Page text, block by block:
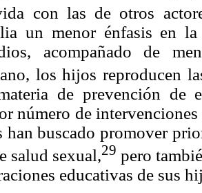
con las de otros
un menor énfasis en
acompañado de
los hijos reproducen
de prevención de
número de
han buscado promover
salud sexual,29 pero
educativas de sus